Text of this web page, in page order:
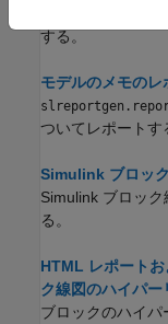
Simulink モデル
する。
モデルのメモのレ
ついてレポートす
Simulink ブロッ
Simulink ブロッ
る。
HTML レポート
ク線図のハイパ
ブロックのハイパ